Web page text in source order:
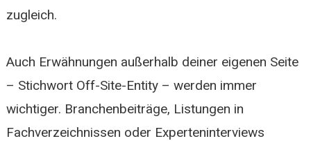
zugleich.
Auch Erwähnungen außerhalb deiner eigenen Seite
– Stichwort Off-Site-Entity – werden immer
wichtiger. Branchenbeiträge, Listungen in
Fachverzeichnissen oder Experteninterviews